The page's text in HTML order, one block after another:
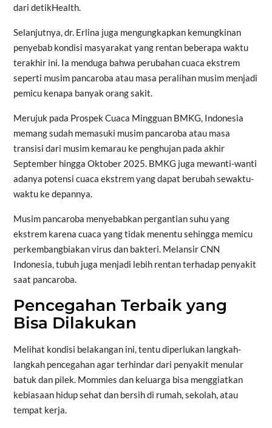
dari detikHealth.
Selanjutnya, dr. Erlina juga mengungkapkan kemungkinan
penyebab kondisi masyarakat yang rentan beberapa waktu
terakhir ini. Ia menduga bahwa perubahan cuaca ekstrem
seperti musim pancaroba atau masa peralihan musim menjadi
pemicu kenapa banyak orang sakit.
Merujuk pada Prospek Cuaca Mingguan BMKG, Indonesia
memang sudah memasuki musim pancaroba atau masa
transisi dari musim kemarau ke penghujan pada akhir
September hingga Oktober 2025. BMKG juga mewanti-wanti
adanya potensi cuaca ekstrem yang dapat berubah sewaktu-
waktu ke depannya.
Musim pancaroba menyebabkan pergantian suhu yang
ekstrem karena cuaca yang tidak menentu sehingga memicu
perkembangbiakan virus dan bakteri. Melansir CNN
Indonesia, tubuh juga menjadi lebih rentan terhadap penyakit
saat pancaroba.
Pencegahan Terbaik yang
Bisa Dilakukan
Melihat kondisi belakangan ini, tentu diperlukan langkah-
langkah pencegahan agar terhindar dari penyakit menular
batuk dan pilek. Mommies dan keluarga bisa menggiatkan
kebiasaan hidup sehat dan bersih di rumah, sekolah, atau
tempat kerja.